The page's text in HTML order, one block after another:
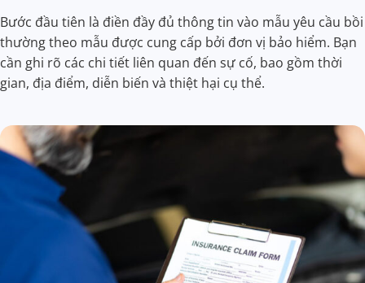
Bước đầu tiên là điền đầy đủ thông tin vào mẫu yêu cầu bồi
thường theo mẫu được cung cấp bởi đơn vị bảo hiểm. Bạn
cần ghi rõ các chi tiết liên quan đến sự cố, bao gồm thời
gian, địa điểm, diễn biến và thiệt hại cụ thể.